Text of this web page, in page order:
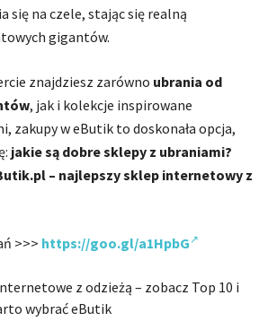
się na czele, stając się realną
gigantów.
znajdziesz zarówno ubrania od
, jak i kolekcje inspirowane
zakupy w eButik to doskonała opcja,
jakie są dobre sklepy z ubraniami?
– najlepszy sklep internetowy z
>>> https://goo.gl/a1HpbG
z odzieżą – zobacz Top 10 i
wybrać eButik